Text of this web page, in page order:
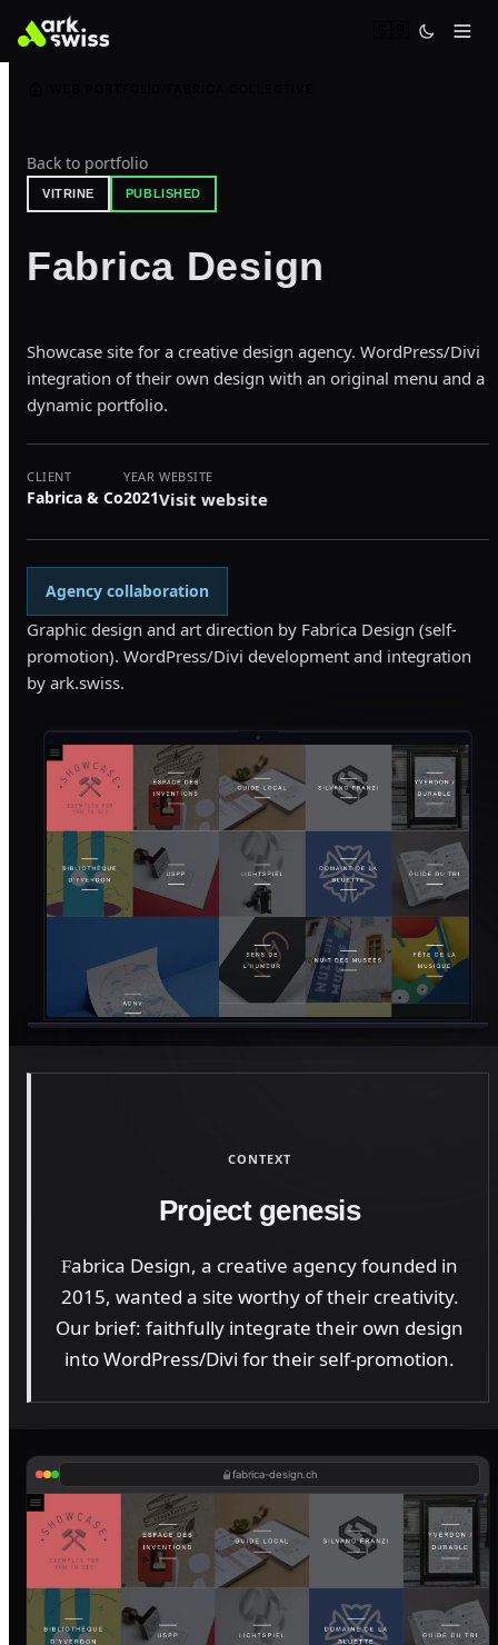
Back to portfolio
VITRINE PUBLISHED
Fabrica Design
Showcase site for a creative design agency. WordPress/Divi
integration of their own design with an original menu and a
dynamic portfolio.
CLIENT
Fabrica & Co
YEAR
2021
WEBSITE
Visit website
Agency collaboration
Graphic design and art direction by Fabrica Design (self-
promotion). WordPress/Divi development and integration
by ark.swiss.
CONTEXT
Project genesis
Fabrica Design, a creative agency founded in
2015, wanted a site worthy of their creativity.
Our brief: faithfully integrate their own design
into WordPress/Divi for their self-promotion.
fabrica-design.ch